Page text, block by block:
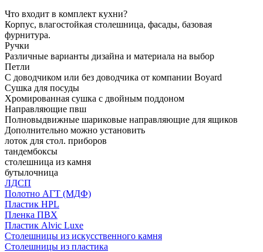
Что входит в комплект кухни?
Корпус, влагостойкая столешница, фасады, базовая
фурнитура.
Ручки
Различные варианты дизайна и материала на выбор
Петли
С доводчиком или без доводчика от компании Boyard
Сушка для посуды
Хромированная сушка с двойным поддоном
Направляющие пвш
Полновыдвижные шариковые направляющие для ящиков
Дополнительно можно установить
лоток для стол. приборов
тандембоксы
столешница из камня
бутылочница
ЛДСП
Полотно АГТ (МДФ)
Пластик HPL
Пленка ПВХ
Пластик Alvic Luxe
Столешницы из искусственного камня
Столешницы из пластика